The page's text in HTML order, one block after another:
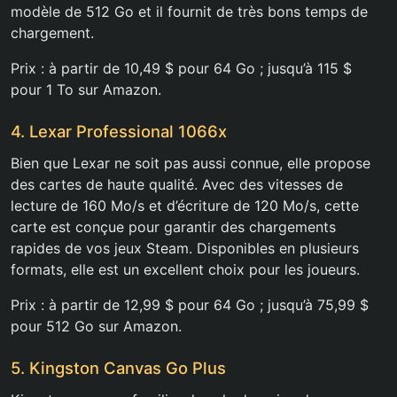
modèle de 512 Go et il fournit de très bons temps de
chargement.
Prix : à partir de 10,49 $ pour 64 Go ; jusqu’à 115 $
pour 1 To sur Amazon.
4. Lexar Professional 1066x
Bien que Lexar ne soit pas aussi connue, elle propose
des cartes de haute qualité. Avec des vitesses de
lecture de 160 Mo/s et d’écriture de 120 Mo/s, cette
carte est conçue pour garantir des chargements
rapides de vos jeux Steam. Disponibles en plusieurs
formats, elle est un excellent choix pour les joueurs.
Prix : à partir de 12,99 $ pour 64 Go ; jusqu’à 75,99 $
pour 512 Go sur Amazon.
5. Kingston Canvas Go Plus